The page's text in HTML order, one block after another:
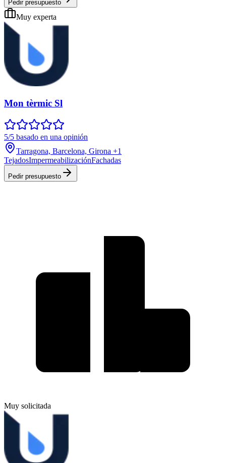
Pedir presupuesto
Muy experta
Mon tèrmic Sl
5/5 basado en una opinión
Tarragona, Barcelona, Girona +1
TejadosImpermeabilizaciónFachadas
Pedir presupuesto
Muy solicitada